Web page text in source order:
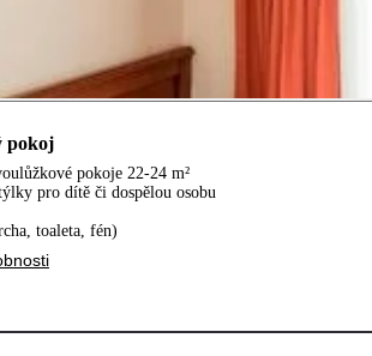
pokoj
pokoje 22-24 m²
pro dítě či dospělou osobu
toaleta, fén)